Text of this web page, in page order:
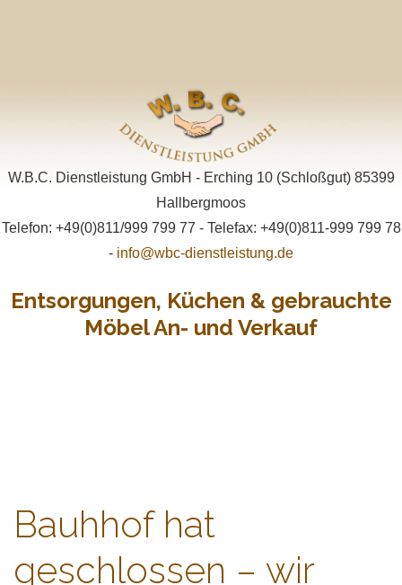
W.B.C. Dienstleistung GmbH - Erching 10 (Schloßgut) 85399
Hallbergmoos
Telefon: +49(0)811/999 799 77 - Telefax: +49(0)811-999 799 78
- info@wbc-dienstleistung.de
Entsorgungen, Küchen & gebrauchte
Möbel An- und Verkauf
Bauhhof hat
geschlossen – wir